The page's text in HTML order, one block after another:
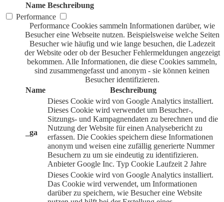
Name Beschreibung
Performance
Performance Cookies sammeln Informationen darüber, wie
Besucher eine Webseite nutzen. Beispielsweise welche Seiten
Besucher wie häufig und wie lange besuchen, die Ladezeit
der Website oder ob der Besucher Fehlermeldungen angezeigt
bekommen. Alle Informationen, die diese Cookies sammeln,
sind zusammengefasst und anonym - sie können keinen
Besucher identifizieren.
Name
Beschreibung
_ga
Dieses Cookie wird von Google Analytics installiert.
Dieses Cookie wird verwendet um Besucher-,
Sitzungs- und Kampagnendaten zu berechnen und die
Nutzung der Website für einen Analysebericht zu
erfassen. Die Cookies speichern diese Informationen
anonym und weisen eine zufällig generierte Nummer
Besuchern zu um sie eindeutig zu identifizieren.
Anbieter Google Inc. Typ Cookie Laufzeit 2 Jahre
Dieses Cookie wird von Google Analytics installiert.
Das Cookie wird verwendet, um Informationen
darüber zu speichern, wie Besucher eine Website